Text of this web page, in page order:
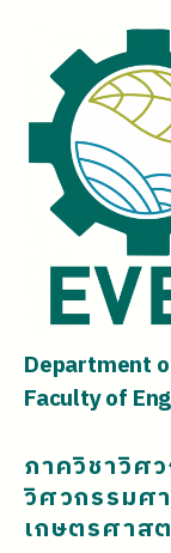
Department
Faculty of
ภาควิชาวิศ
วิศวกรรมศ
เกษตรศาส